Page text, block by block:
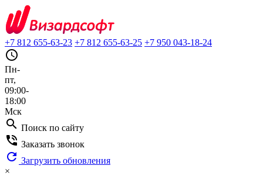
+7 812 655-63-23 +7 812 655-63-25 +7 950 043-18-24
query_builder
Пн-
пт,
09:00-
18:00
Мск
search Поиск по сайту
phone_in_talk Заказать звонок
refresh Загрузить обновления
×